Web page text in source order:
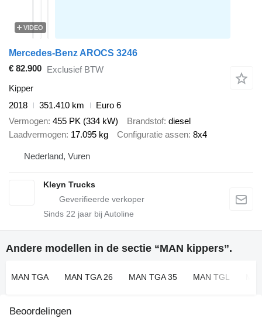
VIDEO
Mercedes-Benz AROCS 3246
€ 82.900 Exclusief BTW
Kipper
2018
351.410 km
Euro 6
Vermogen 455 PK (334 kW) Brandstof diesel
Laadvermogen 17.095 kg Configuratie assen 8x4
Nederland, Vuren
Kleyn Trucks
Sinds 22 jaar bij Autoline
Andere modellen in de sectie “MAN kippers”.
MAN TGA MAN TGA 26 MAN TGA 35 MAN TGL
Beoordelingen